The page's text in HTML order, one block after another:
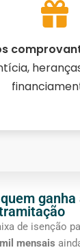
de isenção
mensais